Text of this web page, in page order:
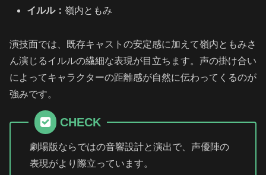
イルル：嶺内ともみ
演技面では、既存キャストの安定感に加えて嶺内ともみさ
ん演じるイルルの繊細な表現が目立ちます。声の掛け合い
によってキャラクターの距離感が自然に伝わってくるのが
強みです。
CHECK
劇場版ならではの音響設計と演出で、声優陣の
表現がより際立っています。